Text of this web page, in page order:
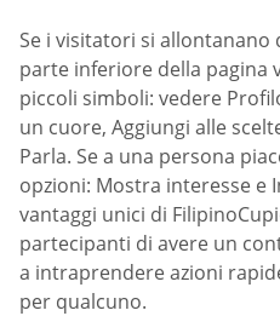
Se i visitatori si allontanano
parte inferiore della pagina
piccoli simboli: vedere
un cuore, Aggiungi alle
Parla. Se a una persona
opzioni: Mostra interesse e
vantaggi unici di
partecipanti di avere un
a intraprendere azioni
per qualcuno.